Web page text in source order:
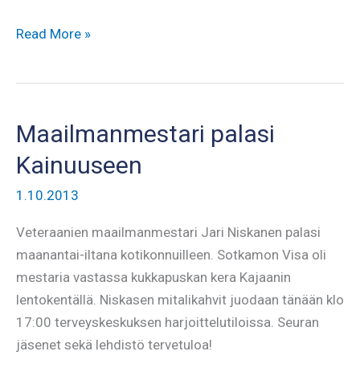
Huipputuloksia
Read More »
Maailmanmestari palasi
Kainuuseen
1.10.2013
Veteraanien maailmanmestari Jari Niskanen palasi
maanantai-iltana kotikonnuilleen. Sotkamon Visa oli
mestaria vastassa kukkapuskan kera Kajaanin
lentokentällä. Niskasen mitalikahvit juodaan tänään klo
17:00 terveyskeskuksen harjoittelutiloissa. Seuran
jäsenet sekä lehdistö tervetuloa!